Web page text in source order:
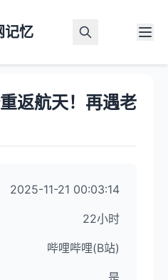
记忆
返航天！再遇老
2025-11-21 00:03:14
22小时
哔哩哔哩(B站)
是